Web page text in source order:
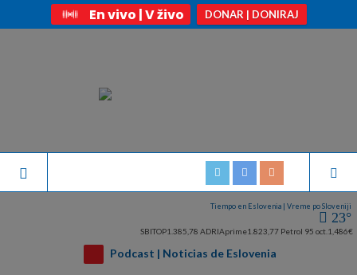
En vivo | V živo DONAR | DONIRAJ
Tiempo en Eslovenia | Vreme po Sloveniji
23°
SBITOP1.385,78 ADRIAprime1.823,77 Petrol 95 oct. 1,486€
Podcast | Noticias de Eslovenia